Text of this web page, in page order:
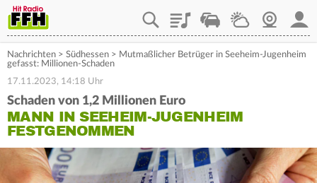
PlaylistStaupilotWetterWebcam
Nachrichten > Südhessen > Mutmaßlicher Betrüger in Seeheim-Jugenheim
gefasst: Millionen-Schaden
17.11.2023, 14:18 Uhr
Schaden von 1,2 Millionen Euro
MANN IN SEEHEIM-JUGENHEIM
FESTGENOMMEN